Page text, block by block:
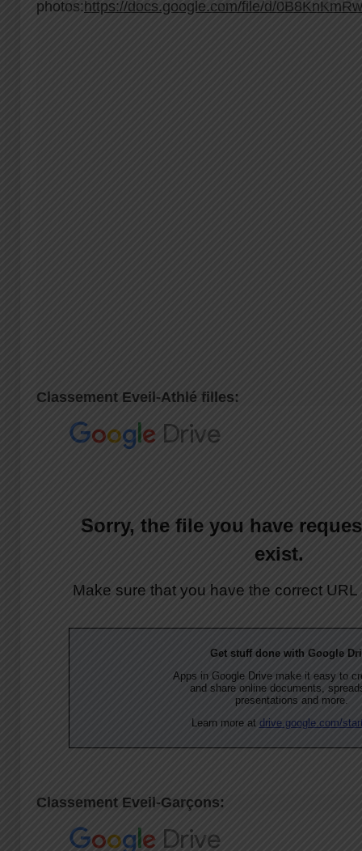
photos: https://docs.google.com/file/d/
Classement Eveil-Athlé filles:
Classement Eveil-Garçons: